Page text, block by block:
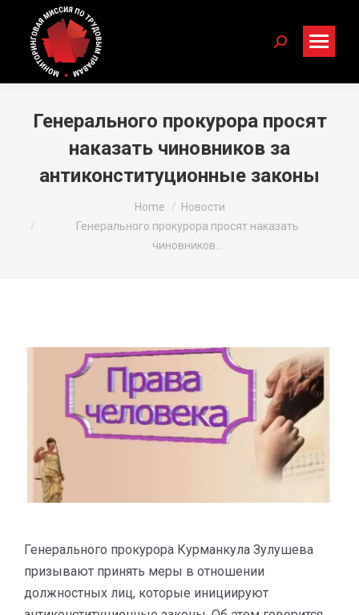
Search:
Генерального прокурора просят
наказать чиновников за
антиконституционные законы
Home
Новости
Генерального прокурора просят наказать
чиновников…
Генерального прокурора Курманкула Зулушева
призывают принять меры в отношении
должностных лиц, которые инициируют